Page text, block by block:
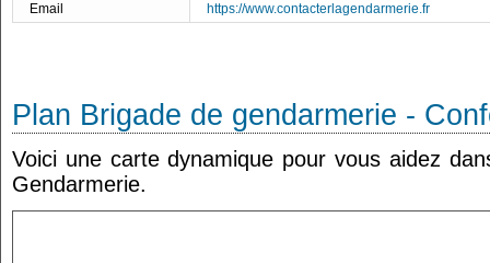
Email
https://www.contacterlagendarmerie.fr
Plan Brigade de gendarmerie -
Voici une carte dynamique pour vous aidez
Gendarmerie.